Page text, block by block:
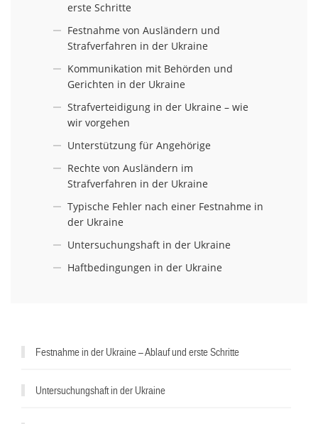
Festnahme in der Ukraine – Ablauf und erste Schritte
Untersuchungshaft in der Ukraine
erste Schritte
Festnahme von Ausländern und
Strafverfahren in der Ukraine
Kommunikation mit Behörden und
Gerichten in der Ukraine
Strafverteidigung in der Ukraine – wie
wir vorgehen
Unterstützung für Angehörige
Rechte von Ausländern im
Strafverfahren in der Ukraine
Typische Fehler nach einer Festnahme in
der Ukraine
Untersuchungshaft in der Ukraine
Haftbedingungen in der Ukraine